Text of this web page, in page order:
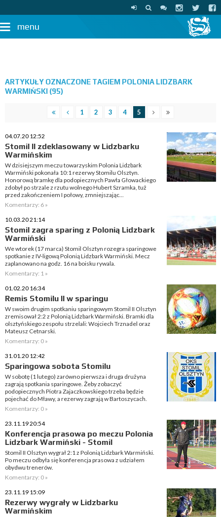
menu
ARTYKUŁY OZNACZONE TAGIEM POLONIA LIDZBARK
WARMIŃSKI (95)
1 2 3 4 5
04.07.20 12:52
Stomil II zdeklasowany w Lidzbarku
Warmińskim
W dzisiejszym meczu towarzyskim Polonia Lidzbark
Warmiński pokonała 10:1 rezerwy Stomilu Olsztyn.
Honorową bramkę dla podopiecznych Pawła Głowackiego
zdobył po strzale z rzutu wolnego Hubert Szramka, tuż
przed zakończeniem I połowy, zmniejszając...
Komentarzy: 6 »
10.03.20 21:14
Stomil zagra sparing z Polonią Lidzbark
Warmiński
We wtorek (17 marca) Stomil Olsztyn rozegra sparingowe
spotkanie z IV-ligową Polonią Lidzbark Warmiński. Mecz
zaplanowano na godz. 16 na boisku rywala.
Komentarzy: 1 »
01.02.20 16:34
Remis Stomilu II w sparingu
W swoim drugim spotkaniu sparingowym Stomil II Olsztyn
zremisował 2:2 z Polonią Lidzbark Warmiński. Bramki dla
olsztyńskiego zespołu strzelali: Wojciech Trznadel oraz
Mateusz Cetnarski.
Komentarzy: 0 »
31.01.20 12:42
Sparingowa sobota Stomilu
W sobotę (1 lutego) zarówno pierwsza i druga drużyna
zagrają spotkania sparingowe. Żeby zobaczyć
podopiecznych Piotra Zajaczkowskiego trzeba będzie
pojechać do Mławy, a rezerwy zagrają w Bartoszycach.
Komentarzy: 0 »
23.11.19 20:54
Konferencja prasowa po meczu Polonia
Lidzbark Warmiński - Stomil
Stomil II Olsztyn wygrał 2:1 z Polonią Lidzbark Warmiński.
Po meczu odbyła się konferencja prasowa z udziałem
obydwu trenerów.
Komentarzy: 0 »
23.11.19 15:09
Rezerwy wygrały w Lidzbarku
Warmińskim